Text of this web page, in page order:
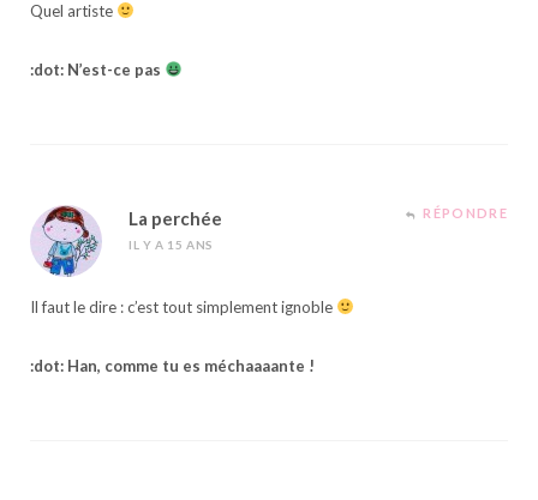
Quel artiste
:dot: N’est-ce pas
La perchée
IL Y A 15 ANS
RÉPONDRE
Il faut le dire : c’est tout simplement ignoble
:dot: Han, comme tu es méchaaaante !